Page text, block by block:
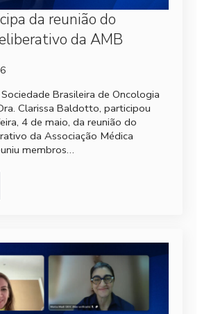
da reunião do
da AMB
Brasileira de Oncologia
Clarissa Baldotto, participou
4 de maio, da reunião do
da Associação Médica
membros…